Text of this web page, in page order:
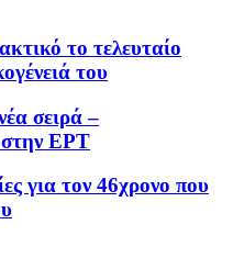
το τελευταίο
του
σειρά –
στην ΕΡΤ
για τον 46χρονο που